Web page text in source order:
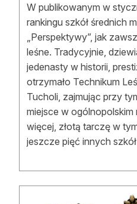
W publikowanym w
rankingu szkół średnich
„Perspektywy”, jak
leśne. Tradycyjnie,
jedenasty w historii,
otrzymało Technikum
Tucholi, zajmując przy
miejsce w ogólnopolskim
więcej, złotą tarczę w
jeszcze pięć innych